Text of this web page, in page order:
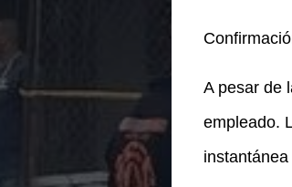
A pesar de
empleado.